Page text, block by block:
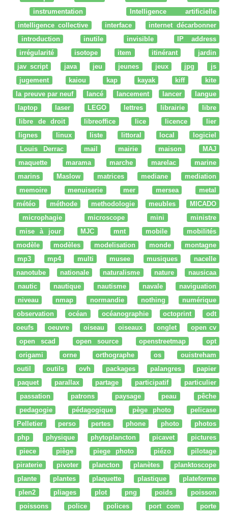
instrumentation
Intelligence artificielle
intelligence collective
interface
internet décarbonner
introduction
inutile invisible
IP address
irrégularité
isotope item itinérant
jardin
jav script
java jeu jeunes jeux jpg
js
jugement
kaiou kap kayak kiff
kite
la preuve par neuf
lancé lancement lancer
langue
laptop
laser LEGO lettres librairie
libre
libre de droit
libreoffice lice licence
lier
lignes
linux liste littoral local
logiciel
Louis Derrac
mail mairie maison
MAJ
maquette
marama marche marelac
marine
marins
Maslow matrices mediane
mediation
memoire
menuiserie mer mersea
metal
météo
méthode methodologie meubles
MICADO
microphagie
microscope mini
ministre
mise à jour
MJC mnt mobile
mobilités
modèle
modèles modelisation monde
montagne
mp3
mp4 multi musee musiques
nacelle
nanotube
nationale naturalisme nature
nausicaa
nautic
nautique nautisme navale
naviguation
niveau
nmap normandie nothing
numérique
observation
océan océanographie octoprint
odt
oeufs
oeuvre oiseau oiseaux onglet
open cv
open scad
open source openstreetmap
opt
origami
orne orthographe os
ouistreham
outil
outils ovh packages palangres
papier
paquet
parallax partage participatif
particulier
passation
patrons paysage peau
pêche
pedagogie
pédagogique pège photo
pelicase
Pelletier
perso pertes phone photo
photos
php
physique phytoplancton picavet
pictures
piece
piège piege photo piézo
pilotage
piraterie
pivoter plancton planètes
planktoscope
plante
plantes plaquette plastique
plateforme
plen2
pliages plot png poids
poisson
poissons
police polices port com
porte